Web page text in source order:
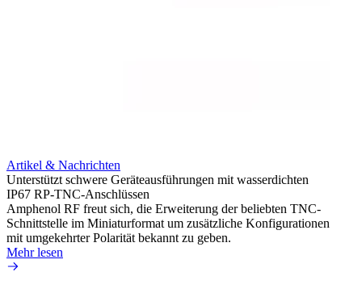
Artikel & Nachrichten
Unterstützt schwere Geräteausführungen mit wasserdichten
IP67 RP-TNC-Anschlüssen
Amphenol RF freut sich, die Erweiterung der beliebten TNC-
Schnittstelle im Miniaturformat um zusätzliche Konfigurationen
mit umgekehrter Polarität bekannt zu geben.
Mehr lesen